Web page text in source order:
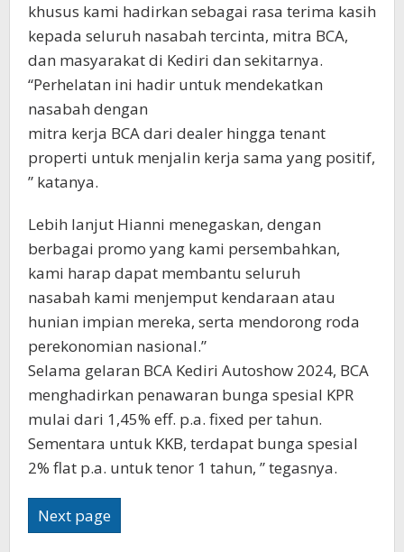
khusus kami hadirkan sebagai rasa terima kasih
kepada seluruh nasabah tercinta, mitra BCA,
dan masyarakat di Kediri dan sekitarnya.
“Perhelatan ini hadir untuk mendekatkan
nasabah dengan
mitra kerja BCA dari dealer hingga tenant
properti untuk menjalin kerja sama yang positif,
” katanya.
Lebih lanjut Hianni menegaskan, dengan
berbagai promo yang kami persembahkan,
kami harap dapat membantu seluruh
nasabah kami menjemput kendaraan atau
hunian impian mereka, serta mendorong roda
perekonomian nasional.”
Selama gelaran BCA Kediri Autoshow 2024, BCA
menghadirkan penawaran bunga spesial KPR
mulai dari 1,45% eff. p.a. fixed per tahun.
Sementara untuk KKB, terdapat bunga spesial
2% flat p.a. untuk tenor 1 tahun, ” tegasnya.
Next page